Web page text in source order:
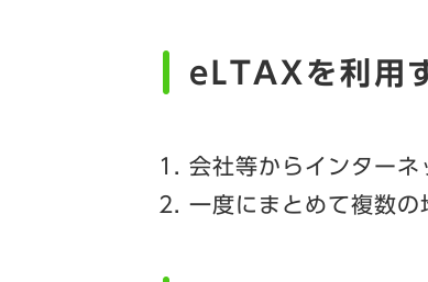
eLTAXを利用
会社等からインターネ
一度にまとめて複数